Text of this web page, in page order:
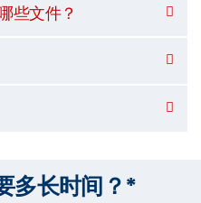
些文件？
多长时间？*